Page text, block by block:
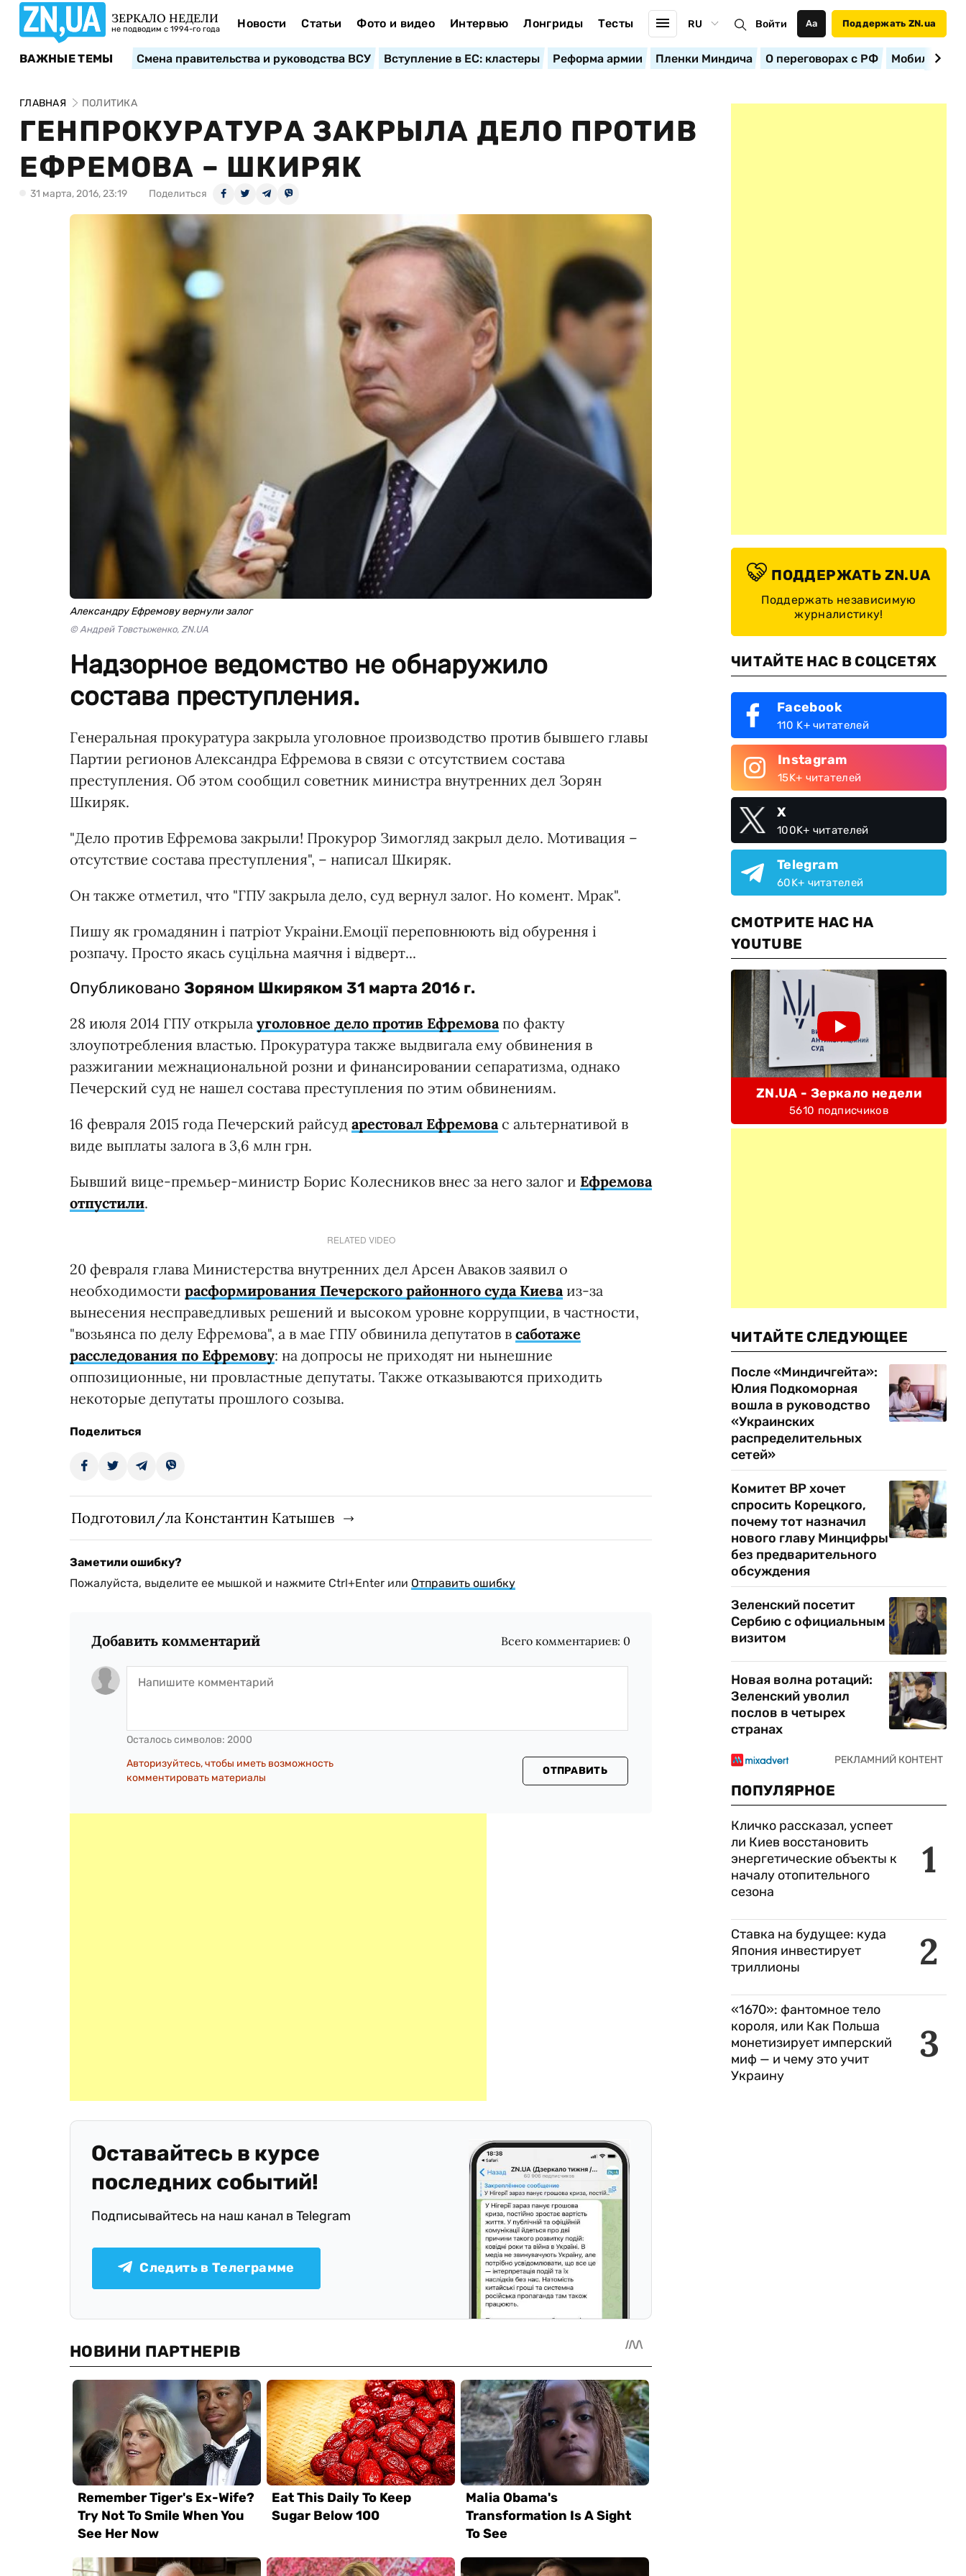
ЗЕРКАЛО НЕДЕЛИ
не подводим с 1994-го года Новости Статьи Фото и видео Интервью Лонгриды Тесты RU Войти Аа Поддержать ZN.ua
ВАЖНЫЕ ТЕМЫ Смена правительства и руководства ВСУ Вступление в ЕС: кластеры Реформа армии Пленки Миндича О переговорах с РФ
ГЛАВНАЯ ПОЛИТИКА
ГЕНПРОКУРАТУРА ЗАКРЫЛА ДЕЛО ПРОТИВ
ЕФРЕМОВА – ШКИРЯК
31 марта, 2016, 23:19 Поделиться
Александру Ефремову вернули залог
© Андрей Товстыженко, ZN.UA
Надзорное ведомство не обнаружило
состава преступления.
Генеральная прокуратура закрыла уголовное производство против бывшего главы
Партии регионов Александра Ефремова в связи с отсутствием состава
преступления. Об этом сообщил советник министра внутренних дел Зорян
Шкиряк.
"Дело против Ефремова закрыли! Прокурор Зимогляд закрыл дело. Мотивация –
отсутствие состава преступления", – написал Шкиряк.
Он также отметил, что "ГПУ закрыла дело, суд вернул залог. Но комент. Мрак".
Пишу як громадянин і патріот Украіни.Емоції переповнюють від обурення і
розпачу. Просто якась суцільна маячня і відверт...
Опубликовано Зоряном Шкиряком 31 марта 2016 г.
28 июля 2014 ГПУ открыла уголовное дело против Ефремова по факту
злоупотребления властью. Прокуратура также выдвигала ему обвинения в
разжигании межнациональной розни и финансировании сепаратизма, однако
Печерский суд не нашел состава преступления по этим обвинениям.
16 февраля 2015 года Печерский райсуд арестовал Ефремова с альтернативой в
виде выплаты залога в 3,6 млн грн.
Бывший вице-премьер-министр Борис Колесников внес за него залог и Ефремова
отпустили.
RELATED VIDEO
20 февраля глава Министерства внутренних дел Арсен Аваков заявил о
необходимости расформирования Печерского районного суда Киева из-за
вынесения несправедливых решений и высоком уровне коррупции, в частности,
"возьянса по делу Ефремова", а в мае ГПУ обвинила депутатов в саботаже
расследования по Ефремову: на допросы не приходят ни нынешние
оппозиционные, ни провластные депутаты. Также отказываются приходить
некоторые депутаты прошлого созыва.
Поделиться
Подготовил/ла Константин Катышев
Заметили ошибку?
Пожалуйста, выделите ее мышкой и нажмите Ctrl+Enter или Отправить ошибку
Добавить комментарий Всего комментариев: 0
Осталось символов: 2000
Авторизуйтесь, чтобы иметь возможность
комментировать материалы
ОТПРАВИТЬ
Оставайтесь в курсе
последних событий!
Подписывайтесь на наш канал в Telegram
Следить в Телеграмме
ПОДДЕРЖАТЬ ZN.UA
Поддержать независимую
журналистику!
ЧИТАЙТЕ НАС В СОЦСЕТЯХ
Facebook
110 K+ читателей
Instagram
15K+ читателей
X
100K+ читателей
Telegram
60K+ читателей
СМОТРИТЕ НАС НА
YOUTUBE
ZN.UA - Зеркало недели
5610 подписчиков
ЧИТАЙТЕ СЛЕДУЮЩЕЕ
После «Миндичгейта»:
Юлия Подкоморная
вошла в руководство
«Украинских
распределительных
сетей»
Комитет ВР хочет
спросить Корецкого,
почему тот назначил
нового главу Минцифры
без предварительного
обсуждения
Зеленский посетит
Сербию с официальным
визитом
Новая волна ротаций:
Зеленский уволил
послов в четырех
странах
ПОПУЛЯРНОЕ
1
Кличко рассказал, успеет
ли Киев восстановить
энергетические объекты к
началу отопительного
сезона
2
Ставка на будущее: куда
Япония инвестирует
триллионы
3
«1670»: фантомное тело
короля, или Как Польша
монетизирует имперский
миф — и чему это учит
Украину